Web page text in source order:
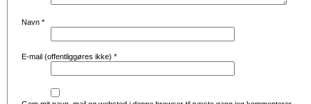
Navn *
E-mail (offentliggøres ikke) *